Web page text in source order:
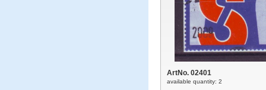
ArtNo. 02401
available quantity: 2